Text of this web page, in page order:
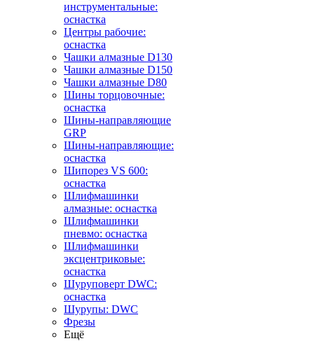
инструментальные:
оснастка
Центры рабочие:
оснастка
Чашки алмазные D130
Чашки алмазные D150
Чашки алмазные D80
Шины торцовочные:
оснастка
Шины-направляющие
GRP
Шины-направляющие:
оснастка
Шипорез VS 600:
оснастка
Шлифмашинки
алмазные: оснастка
Шлифмашинки
пневмо: оснастка
Шлифмашинки
эксцентриковые:
оснастка
Шуруповерт DWC:
оснастка
Шурупы: DWC
Фрезы
Ещё